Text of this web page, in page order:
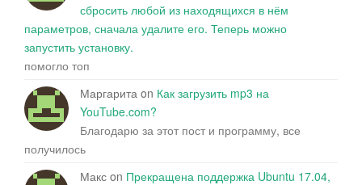
сбросить любой из находящихся в нём
параметров, сначала удалите его. Теперь можно
запустить установку.
помогло топ
Маргарита on Как загрузить mp3 на
YouTube.com?
Благодарю за этот пост и программу, все
получилось
Макс on Прекращена поддержка Ubuntu 17.04,